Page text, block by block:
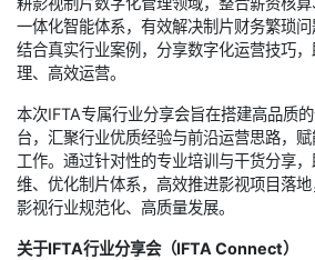
一体化智能体系，有效解决制片财务繁琐
结合真实行业案例，分享数字化运营技巧
理、高效运营。
本次IFTA专属行业分享会旨在搭建高品质
台，汇聚行业优质经验与前沿运营思路，
工作。通过针对性的专业培训与干货分享
维、优化制片体系，高效推进影视项目落
影视行业规范化、高质量发展。
关于IFTA行业分享会（IFTA Connect）